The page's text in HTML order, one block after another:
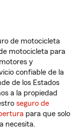
de motocicleta
motocicleta para
y
confiable de la
de los Estados
a la propiedad
seguro de
para que solo
necesita.